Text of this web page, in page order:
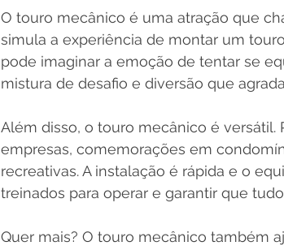
O touro mecânico é uma atração que
simula a experiência de montar um
pode imaginar a emoção de tentar se
mistura de desafio e diversão que
Além disso, o touro mecânico é
empresas, comemorações em
recreativas. A instalação é rápida e o
treinados para operar e garantir que
Quer mais? O touro mecânico também